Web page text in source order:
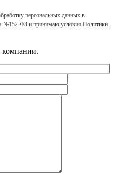
персональных данных в
№152-ФЗ и принимаю условия Политики
компании.